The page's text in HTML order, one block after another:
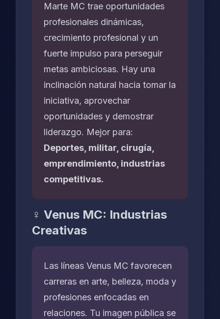
Marte MC trae oportunidades
profesionales dinámicas,
crecimiento profesional y un
fuerte impulso para perseguir
metas ambiciosas. Hay una
inclinación natural hacia tomar la
iniciativa, aprovechar
oportunidades y demostrar
liderazgo. Mejor para:
Deportes, militar, cirugía,
emprendimiento, industrias
competitivas.
♀️ Venus MC: Industrias
Creativas
Las líneas Venus MC favorecen
carreras en arte, belleza, moda y
profesiones enfocadas en
relaciones. Tu imagen pública se